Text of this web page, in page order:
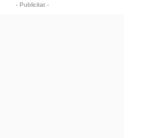
- Publicitat -